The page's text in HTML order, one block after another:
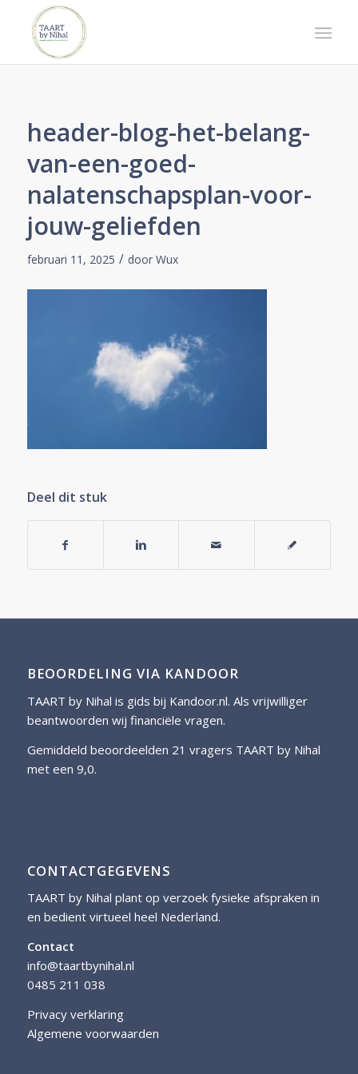
header-blog-het-belang-
van-een-goed-
nalatenschapsplan-voor-
jouw-geliefden
februari 11, 2025 / door Wux
Deel dit stuk
BEOORDELING VIA KANDOOR
TAART by Nihal is gids bij Kandoor.nl. Als vrijwilliger
beantwoorden wij financiële vragen.
Gemiddeld beoordeelden 21 vragers TAART by Nihal
met een 9,0.
CONTACTGEGEVENS
TAART by Nihal plant op verzoek fysieke afspraken in
en bedient virtueel heel Nederland.
Contact
info@taartbynihal.nl
0485 211 038
Privacy verklaring
Algemene voorwaarden